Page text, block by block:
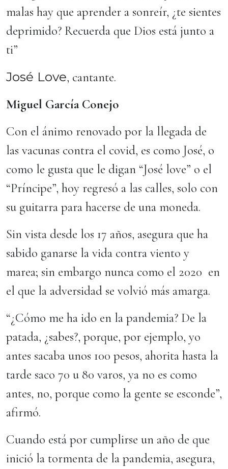
malas hay que aprender a sonreír, ¿te sientes
deprimido? Recuerda que Dios está junto a
ti”
José Love, cantante.
Miguel García Conejo
Con el ánimo renovado por la llegada de
las vacunas contra el covid, es como José, o
como le gusta que le digan “José love” o el
“Príncipe”, hoy regresó a las calles, solo con
su guitarra para hacerse de una moneda.
Sin vista desde los 17 años, asegura que ha
sabido ganarse la vida contra viento y
marea; sin embargo nunca como el 2020 en
el que la adversidad se volvió más amarga.
“¿Cómo me ha ido en la pandemia? De la
patada, ¿sabes?, porque, por ejemplo, yo
antes sacaba unos 100 pesos, ahorita hasta la
tarde saco 70 u 80 varos, ya no es como
antes, no, porque como la gente se esconde”,
afirmó.
Cuando está por cumplirse un año de que
inició la tormenta de la pandemia, asegura,